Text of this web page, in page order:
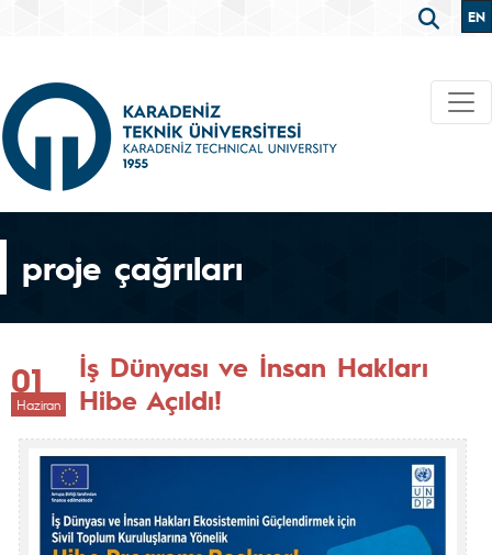
EN
proje çağrıları
01
Haziran
İş Dünyası ve İnsan Hakları
Hibe Açıldı!